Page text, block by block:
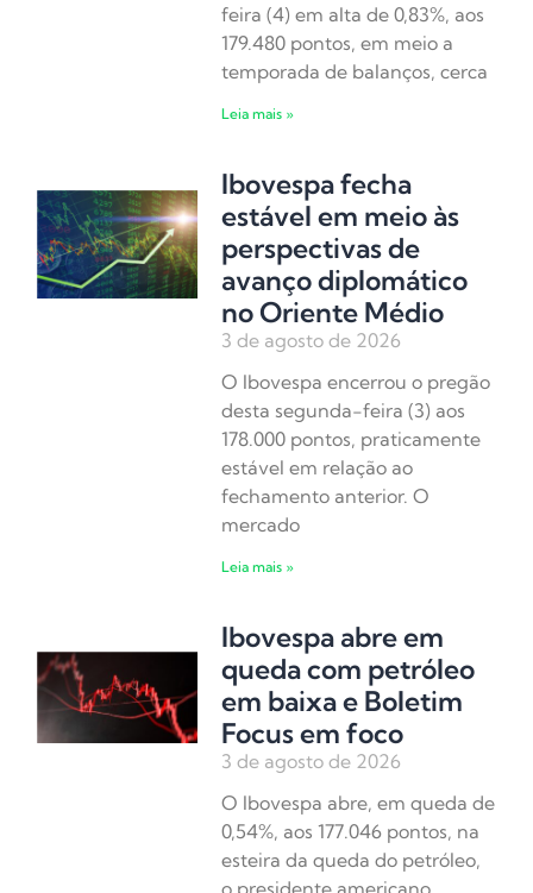
feira (4) em alta de 0,83%, aos
179.480 pontos, em meio a
temporada de balanços, cerca
Leia mais »
Ibovespa fecha
estável em meio às
perspectivas de
avanço diplomático
no Oriente Médio
3 de agosto de 2026
O Ibovespa encerrou o pregão
desta segunda-feira (3) aos
178.000 pontos, praticamente
estável em relação ao
fechamento anterior. O
mercado
Leia mais »
Ibovespa abre em
queda com petróleo
em baixa e Boletim
Focus em foco
3 de agosto de 2026
O Ibovespa abre, em queda de
0,54%, aos 177.046 pontos, na
esteira da queda do petróleo,